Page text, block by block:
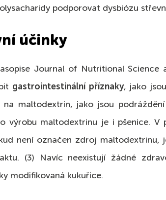
podporovat dysbiózu
účinky
Journal of Nutritional
gastrointestinální příznaky, jako
na maltodextrin, jako jsou
výrobu maltodextrinu je i pšenice.
není označen zdroj
(3) Navíc neexistují žádné
modifikovaná kukuřice.